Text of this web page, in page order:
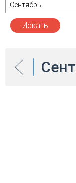
Сентябрь